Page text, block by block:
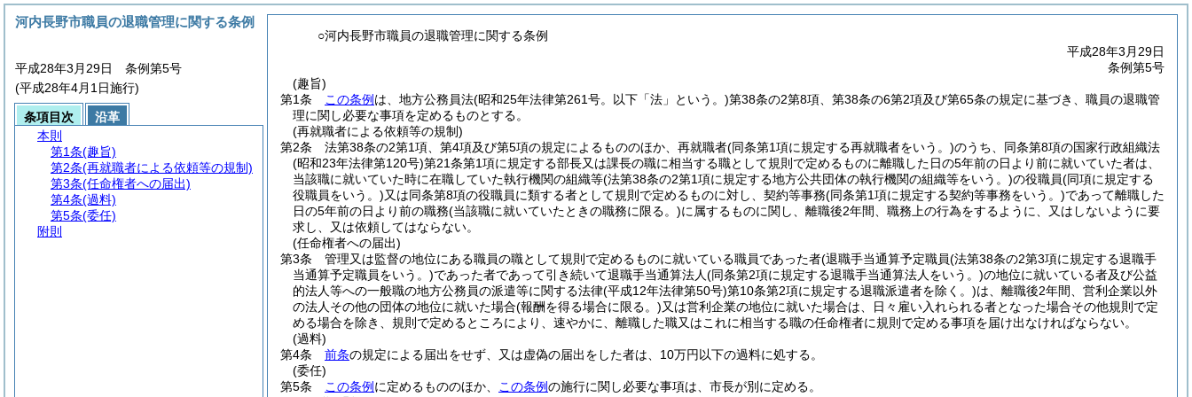
○河内長野市職員の退職管理に関する条例
平成28年3月29日
条例第5号
(趣旨)
第1条
この条例 は、地方公務員法(昭和25年法律第261号。以下「法」という。)第38条の2第8項、第38条の6第2項及び第65条の規定に基づき、職員の退職管
理に関し必要な事項を定めるものとする。
(再就職者による依頼等の規制)
第2条
法第38条の2第1項、第4項及び第5項の規定によるもののほか、再就職者(同条第1項に規定する再就職者をいう。)のうち、同条第8項の国家行政組織法
(昭和23年法律第120号)第21条第1項に規定する部長又は課長の職に相当する職として規則で定めるものに離職した日の5年前の日より前に就いていた者は、
当該職に就いていた時に在職していた執行機関の組織等(法第38条の2第1項に規定する地方公共団体の執行機関の組織等をいう。)の役職員(同項に規定する
役職員をいう。)又は同条第8項の役職員に類する者として規則で定めるものに対し、契約等事務(同条第1項に規定する契約等事務をいう。)であって離職した
日の5年前の日より前の職務(当該職に就いていたときの職務に限る。)に属するものに関し、離職後2年間、職務上の行為をするように、又はしないように要
求し、又は依頼してはならない。
(任命権者への届出)
第3条
管理又は監督の地位にある職員の職として規則で定めるものに就いている職員であった者(退職手当通算予定職員(法第38条の2第3項に規定する退職手
当通算予定職員をいう。)であった者であって引き続いて退職手当通算法人(同条第2項に規定する退職手当通算法人をいう。)の地位に就いている者及び公益
的法人等への一般職の地方公務員の派遣等に関する法律(平成12年法律第50号)第10条第2項に規定する退職派遣者を除く。)は、離職後2年間、営利企業以外
の法人その他の団体の地位に就いた場合(報酬を得る場合に限る。)又は営利企業の地位に就いた場合は、日々雇い入れられる者となった場合その他規則で定
める場合を除き、規則で定めるところにより、速やかに、離職した職又はこれに相当する職の任命権者に規則で定める事項を届け出なければならない。
(過料)
第4条
前条の規定による届出をせず、又は虚偽の届出をした者は、10万円以下の過料に処する。
(委任)
第5条
この条例 に定めるもののほか、 この条例の施行に関し必要な事項は、市長が別に定める。
河内長野市職員の退職管理に関する条例
平成28年3月29日 条例第5号
(平成28年4月1日施行)
条項目次
沿革
本則
第1条(趣旨)
第2条(再就職者による依頼等の規制)
第3条(任命権者への届出)
第4条(過料)
第5条(委任)
附則